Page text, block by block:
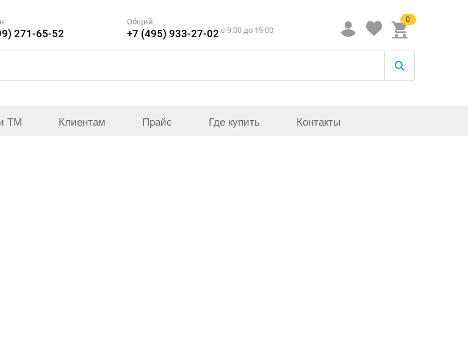
271-65-52
Общий:
+7 (495) 933-27-02 c 9:00 до 19:00
0
ТМ Клиентам Прайс Где купить Контакты